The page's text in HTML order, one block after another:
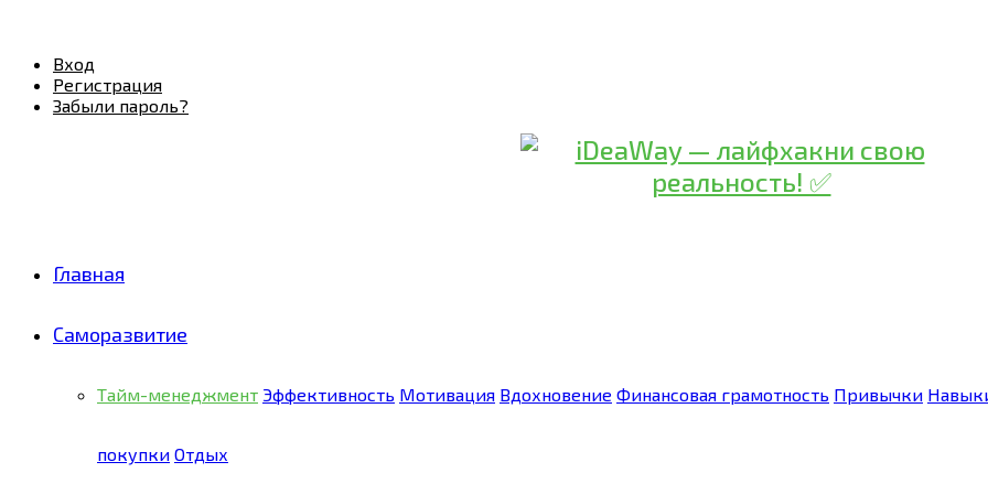
Вход
Регистрация
Забыли пароль?
Главная
Саморазвитие
Тайм-менеджмент Эффективность Мотивация Вдохновение Финансовая грамотность Привычки
покупки Отдых